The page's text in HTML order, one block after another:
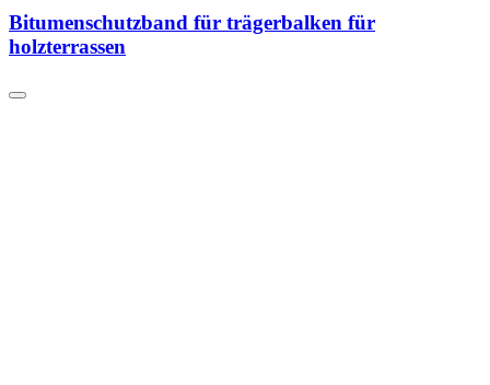
Bitumenschutzband für trägerbalken für
holzterrassen